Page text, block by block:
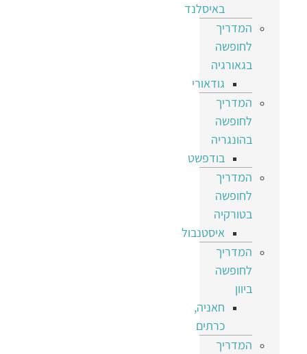
באיסלנד
המדריך
לחופשה
בגאורגיה
גודאורי
המדריך
לחופשה
בהונגריה
בודפשט
המדריך
לחופשה
בטורקיה
איסטנבול
המדריך
לחופשה
ביוון
חאניה,
כרתים
המדריך